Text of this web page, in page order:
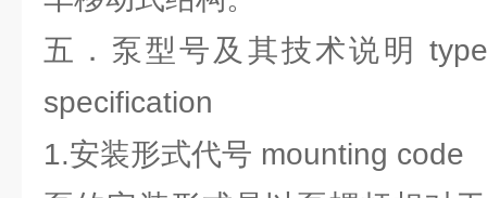
五．泵型号及其技术说明
specification
1.安装形式代号 mounting code